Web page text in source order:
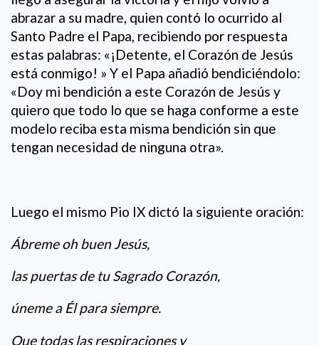
abrazar a su madre, quien contó lo ocurrido al
Santo Padre el Papa, recibiendo por respuesta
estas palabras: «¡Detente, el Corazón de Jesús
está conmigo! » Y el Papa añadió bendiciéndolo:
«Doy mi bendición a este Corazón de Jesús y
quiero que todo lo que se haga conforme a este
modelo reciba esta misma bendición sin que
tengan necesidad de ninguna otra».
Luego el mismo Pio IX dictó la siguiente oración:
Ábreme oh buen Jesús,
las puertas de tu Sagrado Corazón,
úneme a Él para siempre.
Que todas las respiraciones y